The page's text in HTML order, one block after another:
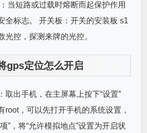
当短路或过载时熔断而起保护作用
全标志。 开关板：开关的安装板 s1
光控，探测来牌的光控。
gps定位怎么开启
取出手机，在主屏幕上按下“设置”
root，可以先打开手机的系统设置，
”，将“允许模拟地点”设置为开启状